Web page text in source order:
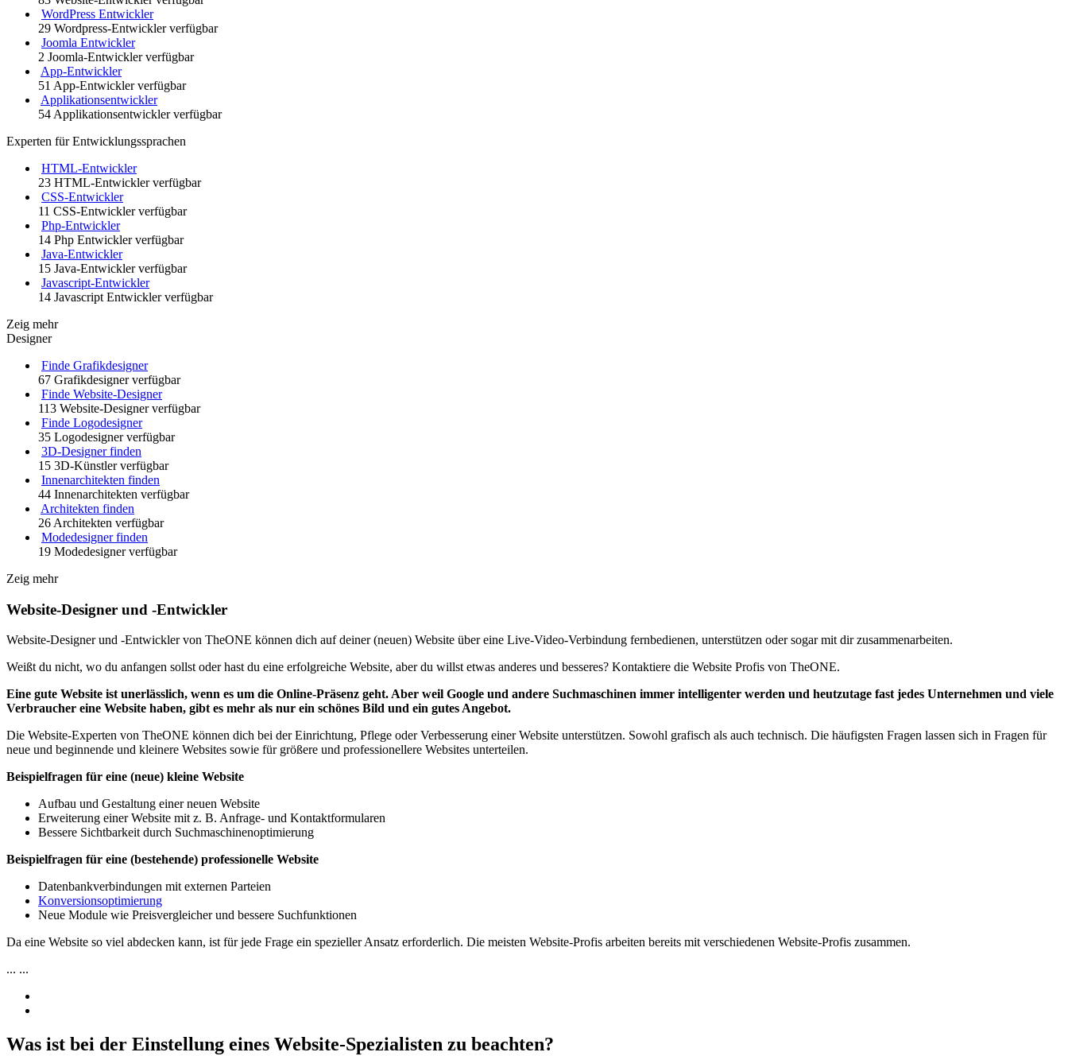
WordPress Entwickler
29 Wordpress-Entwickler verfügbar
Joomla Entwickler
2 Joomla-Entwickler verfügbar
App-Entwickler
51 App-Entwickler verfügbar
Applikationsentwickler
54 Applikationsentwickler verfügbar
Experten für Entwicklungssprachen
HTML-Entwickler
23 HTML-Entwickler verfügbar
CSS-Entwickler
11 CSS-Entwickler verfügbar
Php-Entwickler
14 Php Entwickler verfügbar
Java-Entwickler
15 Java-Entwickler verfügbar
Javascript-Entwickler
14 Javascript Entwickler verfügbar
Zeig mehr
Designer
Finde Grafikdesigner
67 Grafikdesigner verfügbar
Finde Website-Designer
113 Website-Designer verfügbar
Finde Logodesigner
35 Logodesigner verfügbar
3D-Designer finden
15 3D-Künstler verfügbar
Innenarchitekten finden
44 Innenarchitekten verfügbar
Architekten finden
26 Architekten verfügbar
Modedesigner finden
19 Modedesigner verfügbar
Zeig mehr
Website-Designer und -Entwickler
Website-Designer und -Entwickler von TheONE können dich auf deiner (neuen) Website über eine Live-Video-Verbindung fernbedienen, unterstützen oder sogar mit dir zusammenarbeiten.
Weißt du nicht, wo du anfangen sollst oder hast du eine erfolgreiche Website, aber du willst etwas anderes und besseres? Kontaktiere die Website Profis von TheONE.
Eine gute Website ist unerlässlich, wenn es um die Online-Präsenz geht. Aber weil Google und andere Suchmaschinen immer intelligenter werden und heutzutage fast jedes Unternehmen und viele
Verbraucher eine Website haben, gibt es mehr als nur ein schönes Bild und ein gutes Angebot.
Die Website-Experten von TheONE können dich bei der Einrichtung, Pflege oder Verbesserung einer Website unterstützen. Sowohl grafisch als auch technisch. Die häufigsten Fragen lassen sich in Fragen für
neue und beginnende und kleinere Websites sowie für größere und professionellere Websites unterteilen.
Beispielfragen für eine (neue) kleine Website
Aufbau und Gestaltung einer neuen Website
Erweiterung einer Website mit z. B. Anfrage- und Kontaktformularen
Bessere Sichtbarkeit durch Suchmaschinenoptimierung
Beispielfragen für eine (bestehende) professionelle Website
Datenbankverbindungen mit externen Parteien
Konversionsoptimierung
Neue Module wie Preisvergleicher und bessere Suchfunktionen
Da eine Website so viel abdecken kann, ist für jede Frage ein spezieller Ansatz erforderlich. Die meisten Website-Profis arbeiten bereits mit verschiedenen Website-Profis zusammen.
... ...
Was ist bei der Einstellung eines Website-Spezialisten zu beachten?